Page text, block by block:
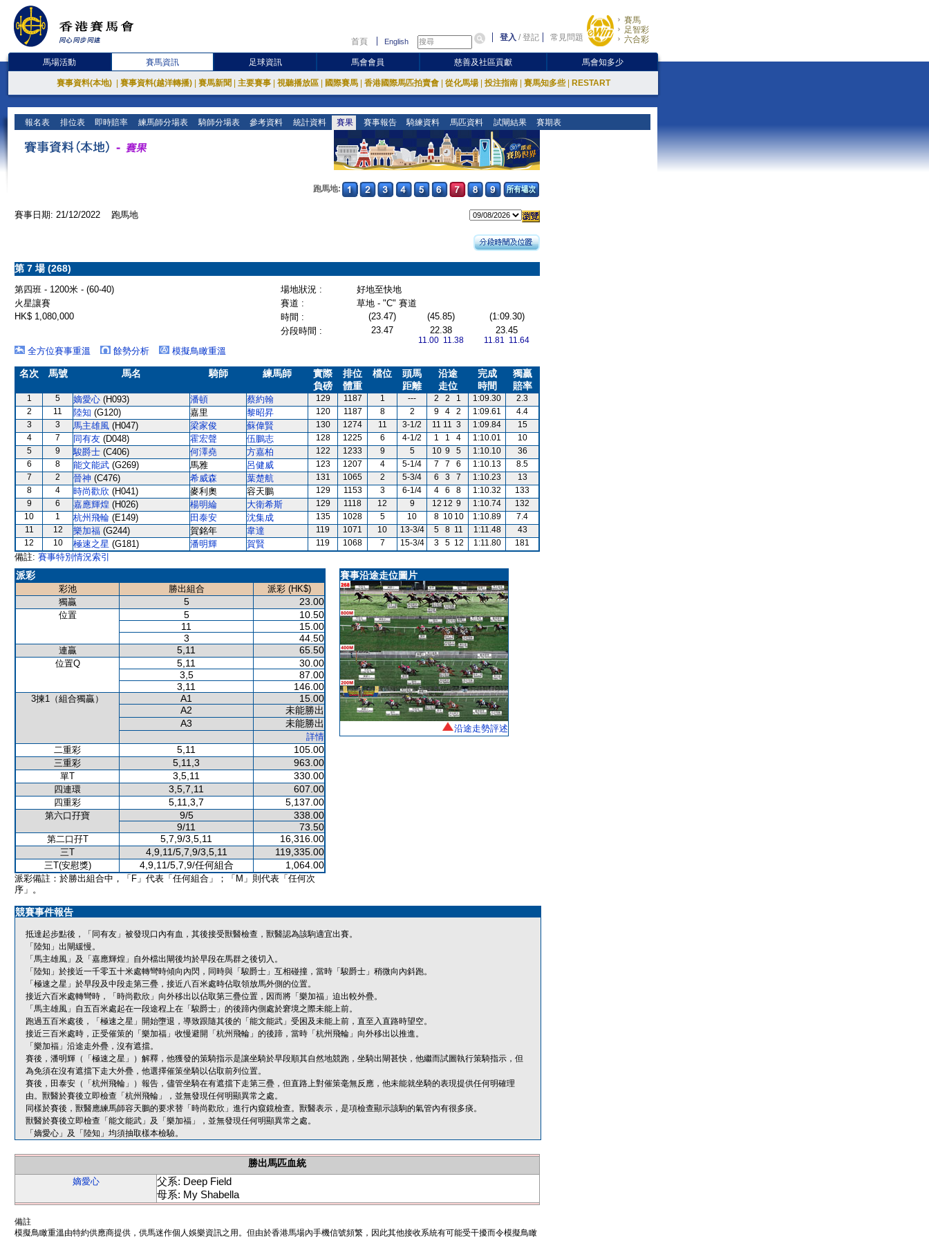
首頁 English 登入 /登記 常見問題
賽馬
足智彩
六合彩
馬場活動 賽馬資訊 足球資訊 馬會會員 慈善及社區貢獻 馬會知多少
賽事資料(本地) 賽事資料(越洋轉播) 賽馬新聞 主要賽事 視聽播放區 國際賽馬 香港國際馬匹拍賣會 從化馬場 投注指南 賽馬知多些 RESTART
報名表 排位表 即時賠率 練馬師分場表 騎師分場表 參考資料 統計資料 賽果 賽事報告 騎練資料 馬匹資料 試閘結果 賽期表
跑馬地:
賽事日期: 21/12/2022 跑馬地
第 7 場 (268)
第四班 - 1200米 - (60-40) 場地狀況 :
好地至快地
火星讓賽
賽道 :
草地 - "C" 賽道
HK$ 1,080,000
時間 : (23.47) (45.85)
(1:09.30)
分段時間 :
23.47 22.38
11.00 11.38
23.45
11.81 11.64
全方位賽事重溫 餘勢分析 模擬鳥瞰重溫
名次 馬號 馬名 騎師 練馬師
實際
負磅
排位
體重
檔位
頭馬
距離
沿途
走位
完成
時間
獨贏
賠率
1 5 嫡愛心 (H093) 潘頓 蔡約翰 129 1187 1 --- 2 2 1 1:09.30
2.3
2
11 陸知 (G120) 嘉里 黎昭昇 120 1187 8 2 9 4 2 1:09.61
4.4
3
3 馬主雄風 (H047) 梁家俊 蘇偉賢 130 1274 11 3-1/2 11 11 3 1:09.84
15
4
7 同有友 (D048) 霍宏聲 伍鵬志 128 1225 6 4-1/2 1 1 4 1:10.01
10
5
9 駿爵士 (C406) 何澤堯 方嘉柏 122 1233 9 5 10 9 5 1:10.10
36
6
8 能文能武 (G269) 馬雅 呂健威 123 1207 4 5-1/4 7 7 6 1:10.13
8.5
7
2 晉神 (C476) 希威森 葉楚航 131 1065 2 5-3/4 6 3 7 1:10.23
13
8
4 時尚歡欣 (H041) 麥利奧 容天鵬 129 1153 3 6-1/4 4 6 8 1:10.32
133
9
6 嘉應輝煌 (H026) 楊明綸 大衛希斯 129 1118 12 9 12 12 9 1:10.74
132
10
1 杭州飛輪 (E149) 田泰安 沈集成 135 1028 5 10 8 10 10 1:10.89
7.4
11
12 樂加福 (G244) 賀銘年 韋達 119 1071 10 13-3/4 5 8 11 1:11.48
43
12
10 極速之星 (G181) 潘明輝 賀賢 119 1068 7 15-3/4 3 5 12 1:11.80 181
備註: 賽事特別情況索引
派彩
彩池 勝出組合
派彩 (HK$)
獨贏
5 23.00
位置 5
10.50
11
15.00
3
44.50
連贏 5,11 65.50
位置Q 5,11
30.00
3,5
87.00
3,11
146.00
3揀1（組合獨贏） A1
15.00
A2
未能勝出
A3
未能勝出
詳情
二重彩
5,11 105.00
三重彩 5,11,3 963.00
單T 3,5,11 330.00
四連環 3,5,7,11 607.00
四重彩 5,11,3,7 5,137.00
第六口孖寶 9/5
338.00
9/11
73.50
第二口孖T 5,7,9/3,5,11 16,316.00
三T 4,9,11/5,7,9/3,5,11 119,335.00
三T(安慰獎) 4,9,11/5,7,9/任何組合 1,064.00
派彩備註：於勝出組合中，「F」代表「任何組合」；「M」則代表「任何次
序」。
賽事沿途走位圖片
沿途走勢評述
競賽事件報告
抵達起步點後，「同有友」被發現口內有血，其後接受獸醫檢查，獸醫認為該駒適宜出賽。
「陸知」出閘緩慢。
「馬主雄風」及「嘉應輝煌」自外檔出閘後均於早段在馬群之後切入。
「陸知」於接近一千零五十米處轉彎時傾向內閃，同時與「駿爵士」互相碰撞，當時「駿爵士」稍微向內斜跑。
「極速之星」於早段及中段走第三疊，接近八百米處時佔取領放馬外側的位置。
接近六百米處轉彎時，「時尚歡欣」向外移出以佔取第三疊位置，因而將「樂加福」迫出較外疊。
「馬主雄風」自五百米處起在一段途程上在「駿爵士」的後蹄內側處於窘境之際未能上前。
跑過五百米處後，「極速之星」開始墮退，導致跟隨其後的「能文能武」受困及未能上前，直至入直路時望空。
接近三百米處時，正受催策的「樂加福」收慢避開「杭州飛輪」的後蹄，當時「杭州飛輪」向外移出以推進。
「樂加福」沿途走外疊，沒有遮擋。
賽後，潘明輝（「極速之星」）解釋，他獲發的策騎指示是讓坐騎於早段順其自然地競跑，坐騎出閘甚快，他繼而試圖執行策騎指示，但
為免須在沒有遮擋下走大外疊，他選擇催策坐騎以佔取前列位置。
賽後，田泰安（「杭州飛輪」）報告，儘管坐騎在有遮擋下走第三疊，但直路上對催策毫無反應，他未能就坐騎的表現提供任何明確理
由。獸醫於賽後立即檢查「杭州飛輪」，並無發現任何明顯異常之處。
同樣於賽後，獸醫應練馬師容天鵬的要求替「時尚歡欣」進行內窺鏡檢查。獸醫表示，是項檢查顯示該駒的氣管內有很多痰。
獸醫於賽後立即檢查「能文能武」及「樂加福」，並無發現任何明顯異常之處。
「嫡愛心」及「陸知」均須抽取樣本檢驗。
勝出馬匹血統
嫡愛心
父系: Deep Field
母系: My Shabella
備註
模擬鳥瞰重溫由特約供應商提供，供馬迷作個人娛樂資訊之用。但由於香港馬場內手機信號頻繁，因此其他接收系統有可能受干擾而令模擬鳥瞰